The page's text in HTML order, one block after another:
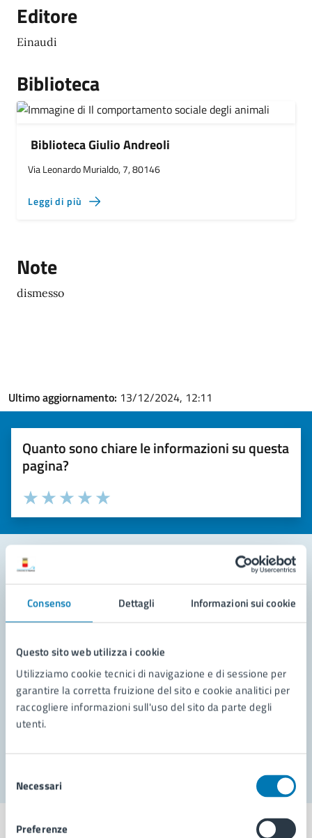
Consenso Dettagli Informazioni sui cookie
Questo sito web utilizza i cookie
Utilizziamo cookie tecnici di navigazione e di sessione per
garantire la corretta fruizione del sito e cookie analitici per
raccogliere informazioni sull'uso del sito da parte degli
utenti.
delNecessari
Preferenze
Editore
Einaudi
Biblioteca
Biblioteca Giulio Andreoli
Via Leonardo Murialdo, 7, 80146
Leggi di più
Note
dismesso
Ultimo aggiornamento: 13/12/2024, 12:11
Quanto sono chiare le informazioni su questa
pagina?
Valuta la chiarezza delle informazioni (da 1 a 5 stelle)
Seleziona il numero di stelle per valutare la chiarezza delle
Valuta 5 stelle su 5
Valuta 4 stelle su 5
Valuta 3 stelle su 5
Valuta 2 stelle su 5
Valuta 1 stelle su 5
Leggi le domande frequenti
Richiedi assistenza
Prenota appuntamento
Problemi in città